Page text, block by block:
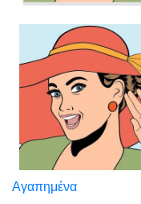
Αγαπημένα